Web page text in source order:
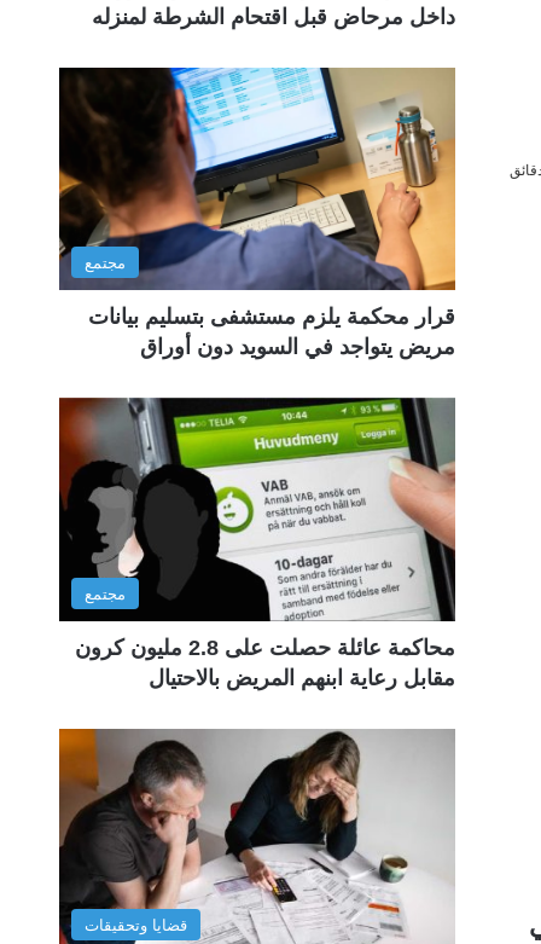
داخل مرحاض قبل اقتحام الشرطة لمنزله
مجتمع
قرار محكمة يلزم مستشفى بتسليم بيانات
مريض يتواجد في السويد دون أوراق
مجتمع
محاكمة عائلة حصلت على 2.8 مليون كرون
مقابل رعاية ابنهم المريض بالاحتيال
قضايا وتحقيقات